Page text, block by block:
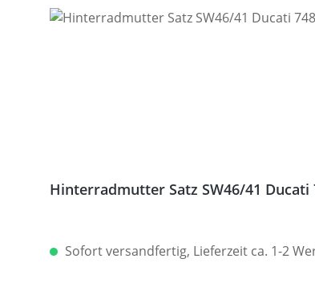
Hinterradmutter Satz SW46/41
Sofort versandfertig, Lieferzeit ca. 1-2